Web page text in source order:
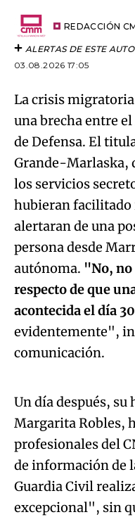
REDACCIÓN
ALERTAS DE ESTE
03.08.2026 17:05
La crisis migratoria
una brecha entre
de Defensa. El
Grande-Marlaska,
los servicios
hubieran facilitado
alertaran de una
persona desde
autónoma. "No,
respecto de que
acontecida el día
evidentemente",
comunicación.
Un día después, su
Margarita Robles,
profesionales del
de información de
Guardia Civil
excepcional", sin